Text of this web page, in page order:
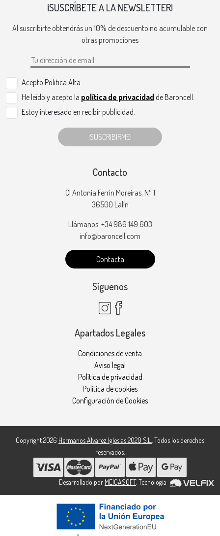
¡SUSCRÍBETE A LA NEWSLETTER!
Al suscribirte obtendrás un 10% de descuento no acumulable con
otras promociones
Acepto Politica Alta
He leído y acepto la política de privacidad de Baroncell.
Estoy interesado en recibir publicidad.
¡SUSCRIBIRME!
Contacto
Cl Antonia Ferrin Moreiras, Nº 1
36500 Lalín
Llámanos: +34 986 149 603
info@baroncell.com
Contacta
Síguenos
Apartados Legales
Condiciones de venta
Aviso legal
Política de privacidad
Política de cookies
Configuración de Cookies
Copyright 2026 Hermanos Alvarez Iglesias 2020 S.L.
. Todos los derechos
reservados.
Desarrollado por MEIGASOFT. Tecnología